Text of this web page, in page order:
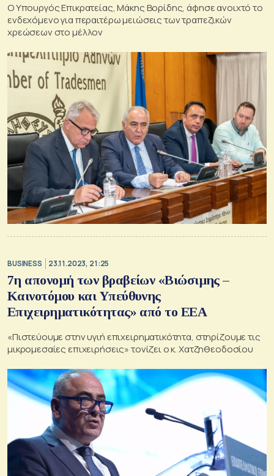
Ο Υπουργός Επικρατείας, Μάκης Βορίδης, άφησε ανοιχτό το
ενδεχόμενο για περαιτέρω μειώσεις των τραπεζικών
χρεώσεων στο μέλλον
BUSINESS 23.11.2023, 21:25
7η απονομή των βραβείων «Βιώσιμης –
Καινοτόμου και Υπεύθυνης
Επιχειρηματικότητας» από το ΕΕΑ
«Πιστεύουμε στην υγιή επιχειρηματικότητα, στηρίζουμε τις
μικρομεσαίες επιχειρήσεις» τονίζει ο κ. Χατζηθεοδοσίου